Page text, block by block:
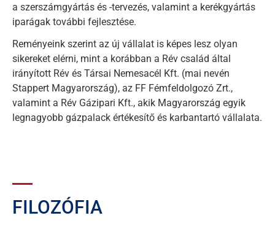
a szerszámgyártás és -tervezés, valamint a kerékgyártás
iparágak további fejlesztése.
Reményeink szerint az új vállalat is képes lesz olyan
sikereket elérni, mint a korábban a Rév család által
irányított Rév és Társai Nemesacél Kft. (mai nevén
Stappert Magyarország), az FF Fémfeldolgozó Zrt.,
valamint a Rév Gázipari Kft., akik Magyarország egyik
legnagyobb gázpalack értékesítő és karbantartó vállalata.
FILOZÓFIA